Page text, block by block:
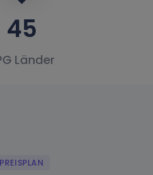
45
Länder
PREISPLAN